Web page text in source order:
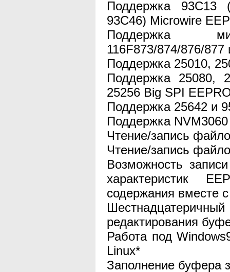
Поддержка 93C13
93C46) Microwire
Поддержка
116F873/874/876/
Поддержка 25010,
Поддержка 25080,
25256 Big SPI
Поддержка 25642 и
Поддержка NVM3060
Чтение/запись
Чтение/запись
Возможность
характеристик
содержания вместе
редактирования
Работа под
Linux*
Заполнение буфера